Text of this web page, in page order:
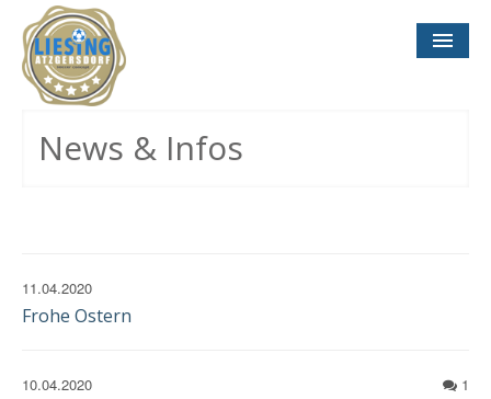
News & Infos
11.04.2020
Frohe Ostern
1
10.04.2020